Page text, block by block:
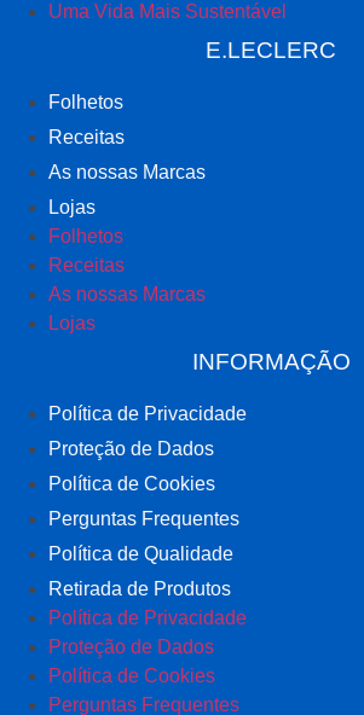
Uma Vida Mais Sustentável
E.LECLERC
Folhetos
Receitas
As nossas Marcas
Lojas
Folhetos
Receitas
As nossas Marcas
Lojas
INFORMAÇÃO
Política de Privacidade
Proteção de Dados
Política de Cookies
Perguntas Frequentes
Política de Qualidade
Retirada de Produtos
Política de Privacidade
Proteção de Dados
Política de Cookies
Perguntas Frequentes